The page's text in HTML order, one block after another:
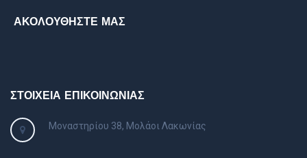
ΑΚΟΛΟΥΘΗΣΤΕ ΜΑΣ
ΣΤΟΙΧΕΙΑ ΕΠΙΚΟΙΝΩΝΙΑΣ
Μοναστηρίου 38, Μολάοι Λακωνίας